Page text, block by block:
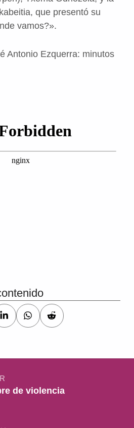
que presentó su
vamos?».
Antonio Ezquerra: minutos
de violencia